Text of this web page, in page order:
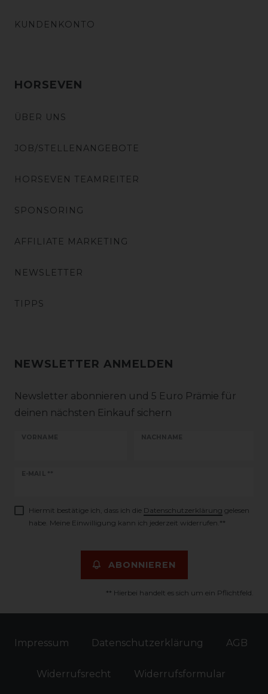
KUNDENKONTO
HORSEVEN
ÜBER UNS
JOB/STELLENANGEBOTE
HORSEVEN TEAMREITER
SPONSORING
AFFILIATE MARKETING
NEWSLETTER
TIPPS
NEWSLETTER ANMELDEN
Newsletter abonnieren und 5 Euro Prämie für
deinen nächsten Einkauf sichern
VORNAME NACHNAME
E-MAIL **
Newsletter
Hiermit bestätige ich, dass ich die Daten­schutz­erklärung gelesen
habe. Meine Einwilligung kann ich jederzeit widerrufen.**
ABONNIEREN
** Hierbei handelt es sich um ein Pflichtfeld.
Impressum Daten­schutz­erklärung AGB
Widerrufs­recht Widerrufs­formular